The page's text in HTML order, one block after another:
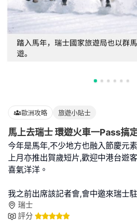
歐洲攻略 旅遊小貼士
馬上去瑞士 環遊火車一Pass搞
今年是馬年,不少地方也融入節慶元
上月亦推出賀歲短片,歡迎中港台遊
喜氣洋洋。
我之前出席該記者會,會中邀來瑞士
瑞士
評分